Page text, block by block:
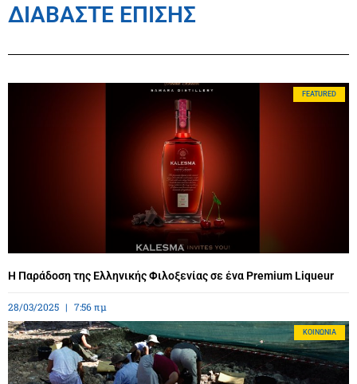
ΔΙΑΒΑΣΤΕ ΕΠΙΣΗΣ
FEATURED
Η Παράδοση της Ελληνικής Φιλοξενίας σε ένα Premium Liqueur
28/03/2025 7:56 πμ
ΚΟΙΝΩΝΊΑ